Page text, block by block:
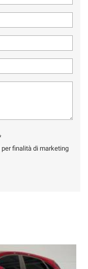
finalità di marketing